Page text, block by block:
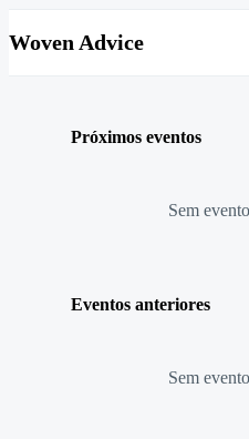
Woven Advice
Próximos eventos
Sem
Eventos anteriores
Sem